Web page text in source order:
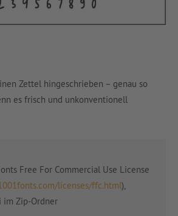
Zettel hingeschrieben – genau so
es frisch und unkonventionell
Free For Commercial Use License
licenses/ffc.html),
im Zip-Ordner